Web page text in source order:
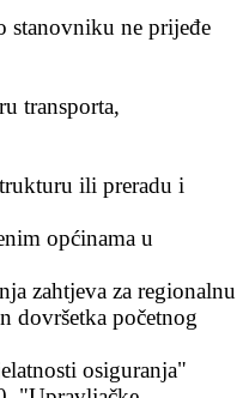
stanovniku ne prijeđe
transporta,
ili preradu i
općinama u
zahtjeva za regionalnu
dovršetka početnog
osiguranja"